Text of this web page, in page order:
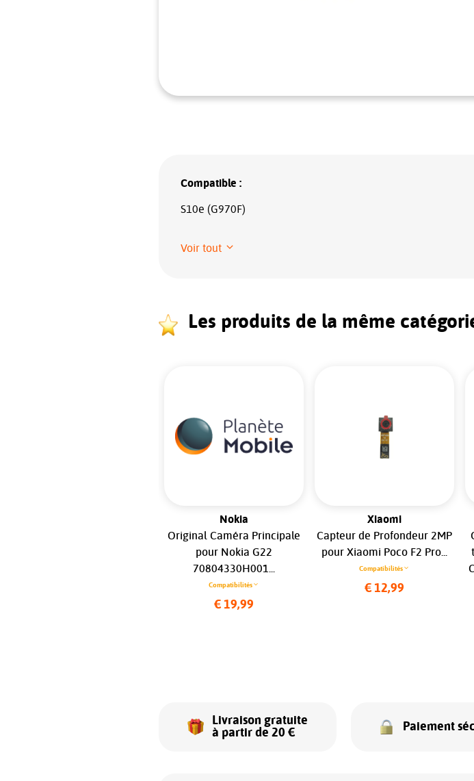
Compatible :
S10e (G970F)
Voir tout
Les produits de la même
Nokia
Original Caméra Principale
pour Nokia G22
70804330H001...
Compatibilités
€ 19,99
Xiaomi
Capteur de Profondeur 2MP
pour Xiaomi Poco F2 Pro...
Compatibilités
€ 12,99
Livraison gratuite
à partir de 20 €
Paiement